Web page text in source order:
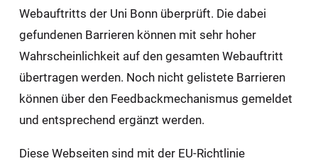
Webauftritts der Uni Bonn überprüft. Die dabei
gefundenen Barrieren können mit sehr hoher
Wahrscheinlichkeit auf den gesamten Webauftritt
übertragen werden. Noch nicht gelistete Barrieren
können über den Feedbackmechanismus gemeldet
und entsprechend ergänzt werden.
Diese Webseiten sind mit der EU-Richtlinie